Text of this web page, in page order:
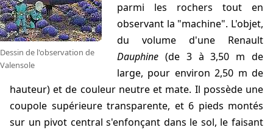
Dessin de l'observation de
Valensole
parmi les rochers tout en
observant la "machine". L'objet,
du volume d'une Renault
Dauphine (de 3 à 3,50 m de
large, pour environ 2,50 m de
hauteur) et de couleur neutre et mate. Il possède une
coupole supérieure transparente, et 6 pieds montés
sur un pivot central s'enfonçant dans le sol, le faisant